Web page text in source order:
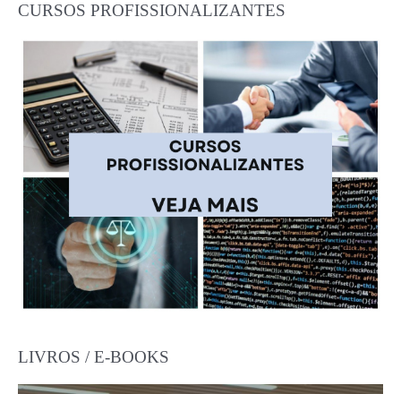
CURSOS PROFISSIONALIZANTES
LIVROS / E-BOOKS